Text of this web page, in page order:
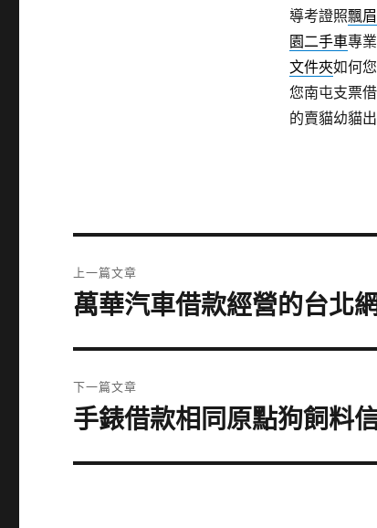
導考證照飄
園二手車專
文件夾如何
您南屯支票
的賣貓幼貓
章
上一篇文章
上
篇
章:
萬華汽車借款經營的台北
下一篇文章
下
篇
手錶借款相同原點狗飼料